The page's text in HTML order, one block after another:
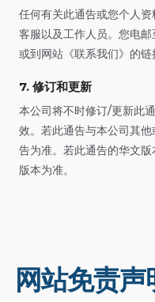
任何有关此通告或您个人
客服以及工作人员。您电邮
或到网站《联系我们》的链
7. 修订和更新
本公司将不时修订/更新此
效。若此通告与本公司其
告为准。若此通告的华文
版本为准。
网站免责声